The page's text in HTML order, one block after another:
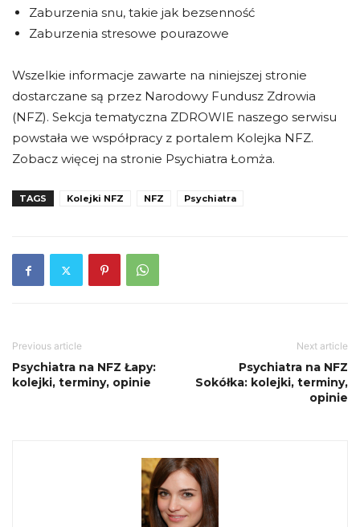
Zaburzenia snu, takie jak bezsenność
Zaburzenia stresowe pourazowe
Wszelkie informacje zawarte na niniejszej stronie
dostarczane są przez Narodowy Fundusz Zdrowia
(NFZ). Sekcja tematyczna ZDROWIE naszego serwisu
powstała we współpracy z portalem Kolejka NFZ.
Zobacz więcej na stronie Psychiatra Łomża.
TAGS Kolejki NFZ NFZ Psychiatra
Previous article
Psychiatra na NFZ Łapy:
kolejki, terminy, opinie
Next article
Psychiatra na NFZ
Sokółka: kolejki, terminy,
opinie